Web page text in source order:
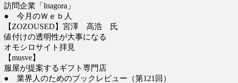
訪問企業「Inagora」
● 今月のＷｅｂ人
【ZOZOUSED】宮澤 高浩 氏
値付けの透明性が大事になる
オモシロサイト拝見
【musve】
服屋が提案するギフト専門店
● 業界人のためのブックレビュー（第121回）